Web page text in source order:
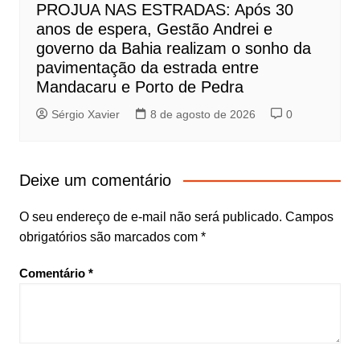
PROJUA NAS ESTRADAS: Após 30
anos de espera, Gestão Andrei e
governo da Bahia realizam o sonho da
pavimentação da estrada entre
Mandacaru e Porto de Pedra
Sérgio Xavier 8 de agosto de 2026 0
Deixe um comentário
O seu endereço de e-mail não será publicado. Campos
obrigatórios são marcados com *
Comentário *